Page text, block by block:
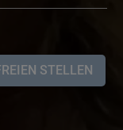
STELLEN